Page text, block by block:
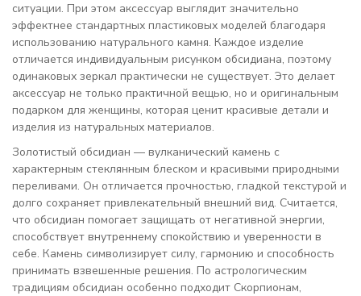
ситуации. При этом аксессуар выглядит значительно
эффектнее стандартных пластиковых моделей благодаря
использованию натурального камня. Каждое изделие
отличается индивидуальным рисунком обсидиана, поэтому
одинаковых зеркал практически не существует. Это делает
аксессуар не только практичной вещью, но и оригинальным
подарком для женщины, которая ценит красивые детали и
изделия из натуральных материалов.
Золотистый обсидиан — вулканический камень с
характерным стеклянным блеском и красивыми природными
переливами. Он отличается прочностью, гладкой текстурой и
долго сохраняет привлекательный внешний вид. Считается,
что обсидиан помогает защищать от негативной энергии,
способствует внутреннему спокойствию и уверенности в
себе. Камень символизирует силу, гармонию и способность
принимать взвешенные решения. По астрологическим
традициям обсидиан особенно подходит Скорпионам,